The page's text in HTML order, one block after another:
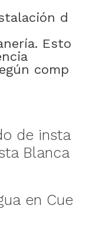
d
. Esto
comp
de insta
Blanca
en Cue